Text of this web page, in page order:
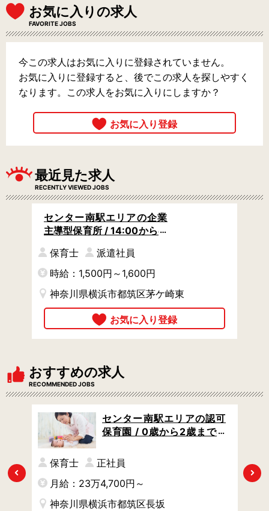
お気に入りの求人
FAVORITE JOBS
今この求人はお気に入りに登録されていません。
お気に入りに登録すると、後でこの求人を探しやすく
なります。この求人をお気に入りにしますか？
最近見た求人
RECENTLY VIEWED JOBS
センター南駅エリアの企業
主導型保育所 / 14:00からの
週3日から
保育士
派遣社員
時給：1,500円～1,600円
神奈川県横浜市都筑区茅ケ崎東
おすすめの求人
RECOMMENDED JOBS
Previous
センター南駅エリアの認可
保育園 / 0歳から2歳までの
り / 賞与あり
保育士
正社員
月給：23万4,700円～
神奈川県横浜市都筑区長坂
Next